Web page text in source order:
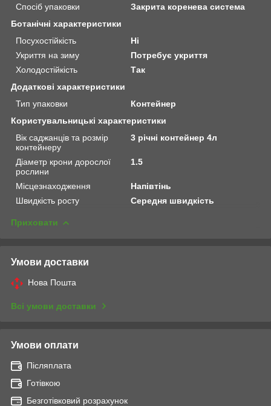
Спосіб упаковки
Закрита коренева система
Ботанічні характеристики
Посухостійкість
Ні
Укриття на зиму
Потребує укриття
Холодостійкість
Так
Додаткові характеристики
Тип упаковки
Контейнер
Користувальницькі характеристики
Вік саджанців та розмір
контейнеру
3 річні контейнер 4л
Діаметр крони дорослої
рослини
1.5
Місцезнаходження
Напівтінь
Швидкість росту
Середня швидкість
Приховати
Умови доставки
Нова Пошта
Всі умови доставки
Умови оплати
Післяплата
Готівкою
Безготівковий розрахунок